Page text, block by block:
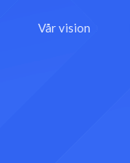
Vår vision